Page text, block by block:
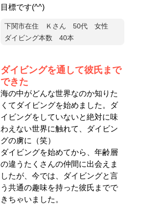
目標です(^^)
下関市在住 Ｋさん 50代 女性
ダイビング本数 40本
ダイビングを通して彼氏まで
できた
海の中がどんな世界なのか知りた
くてダイビングを始めました。ダ
イビングをしていないと絶対に味
わえない世界に触れて、ダイビン
グの虜に（笑）
ダイビングを始めてから、年齢層
の違うたくさんの仲間に出会えま
したが、今では、ダイビングと言
う共通の趣味を持った彼氏までで
きちゃいました。